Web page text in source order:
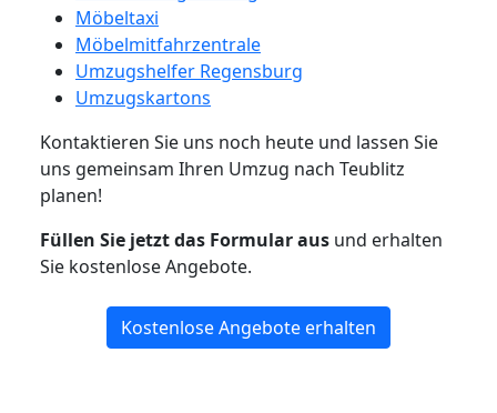
Möbeltaxi
Möbelmitfahrzentrale
Umzugshelfer Regensburg
Umzugskartons
Kontaktieren Sie uns noch heute und lassen Sie
uns gemeinsam Ihren Umzug nach Teublitz
planen!
Füllen Sie jetzt das Formular aus und erhalten
Sie kostenlose Angebote.
Kostenlose Angebote erhalten